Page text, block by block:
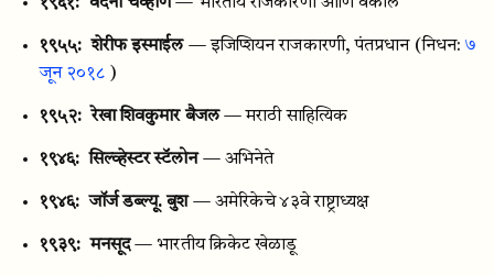
१९५५: शेरीफ इस्माईल — इजिप्शियन राजकारणी, पंतप्रधान (निधन:७
जून २०१८)
१९५२: रेखा शिवकुमार बैजल — मराठी साहित्यिक
१९४६: सिल्व्हेस्टर स्टॅलोन — अभिनेते
१९४६: जॉर्ज डब्ल्यू. बुश — अमेरिकेचे ४३वे राष्ट्राध्यक्ष
१९३९: मनसूद — भारतीय क्रिकेट खेळाडू